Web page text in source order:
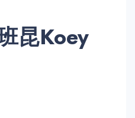
昆Koey